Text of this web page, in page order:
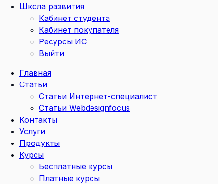
Школа развития
Кабинет студента
Кабинет покупателя
Ресурсы ИС
Выйти
Главная
Статьи
Статьи Интернет-специалист
Статьи Webdesignfocus
Контакты
Услуги
Продукты
Курсы
Бесплатные курсы
Платные курсы